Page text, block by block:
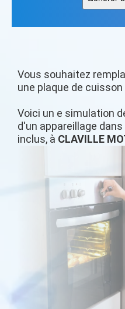
Vous souhaitez
une plaque de cuisson
Voici un e simulation
d'un appareillage
inclus, à CLAVILLE